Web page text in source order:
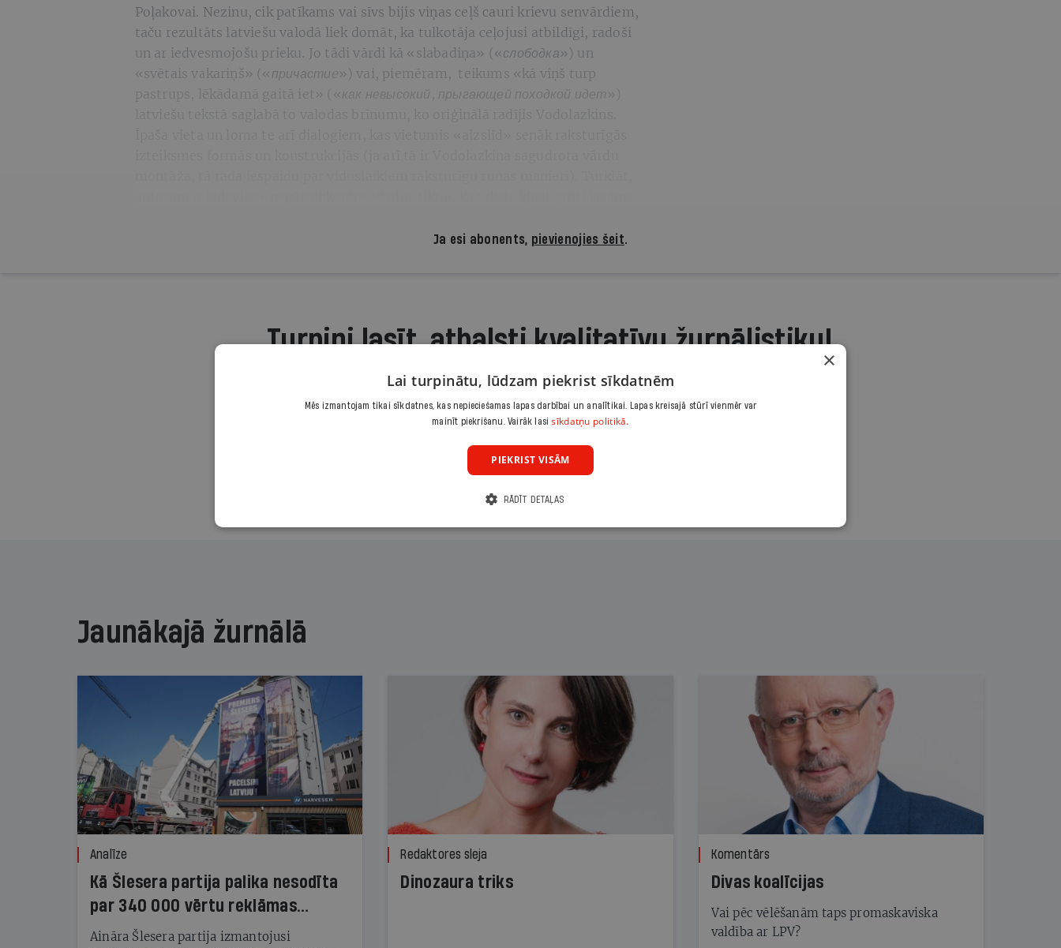
Poļakovai. Nezinu, cik patīkams vai sīvs bijis viņas ceļš cauri krievu senvārdiem,
taču rezultāts latviešu valodā liek domāt, ka tulkotāja ceļojusi atbildīgi, radoši
un ar iedvesmojošu prieku. Jo tādi vārdi kā «slabadiņa» («слободка») un
«svētais vakariņš» (« причастиe») vai, piemēram, teikums «kā viņš turp
pastrups, lēkādamā gaitā iet» (« как невысокий, прыгающей походкой идет »)
Ja esi abonents, pievienojies šeit.
Turpini lasīt, atbalsti kvalitatīvu žurnālistiku!
3,90 €/mēnesī
Jaunākajā žurnālā
Analīze
Kā Šlesera partija palika nesodīta
par 340 000 vērtu reklāmas
kampaņu
Aināra Šlesera partija izmantojusi
Redaktores sleja
Dinozaura triks
Komentārs
Divas koalīcijas
Vai pēc vēlēšanām taps promaskaviska
valdība ar LPV?
×
Lai turpinātu, lūdzam piekrist sīkdatnēm
Mēs izmantojam tikai sīkdatnes, kas nepieciešamas lapas darbībai un analītikai. Lapas kreisajā stūrī vienmēr var
mainīt piekrišanu. Vairāk lasisīkdatņu politikā.
PIEKRIST VISĀM
RĀDĪT DETAĻAS